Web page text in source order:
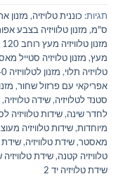
תגיות: כוננית טלויזיה, מזנון
ס"מ, מזנון טלוויזיה בצבע
מזנון טלוויזיה מעץ רוחב 120 ס"מ
מעץ, מזנון טלויזיה סטייל
טלויזיה תלוי, מזנון לטלוויזיה 140 ס"מ
אפריקאי עם פרזול שחור,
סטנד לטלויזיה,שידה טלויזיה,
לחדר שינה,שידות טלוויזיה
מיוחדות,שידות טלוויזיה
מאסטר,שידת טלוויזיה,שידת
טלוויזיה קטנה,שידת
שידת טלויזיה יד 2